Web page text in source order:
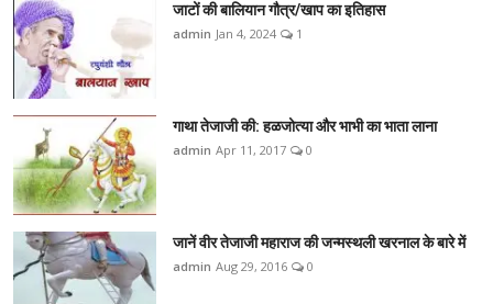
जाटों की बालियान गौत्र/खाप का इतिहास
admin Jan 4, 2024 1
गाथा तेजाजी की: हळजोत्या और भाभी का भाता लाना
admin Apr 11, 2017 0
जानें वीर तेजाजी महाराज की जन्मस्थली खरनाल के बारे में
admin Aug 29, 2016 0